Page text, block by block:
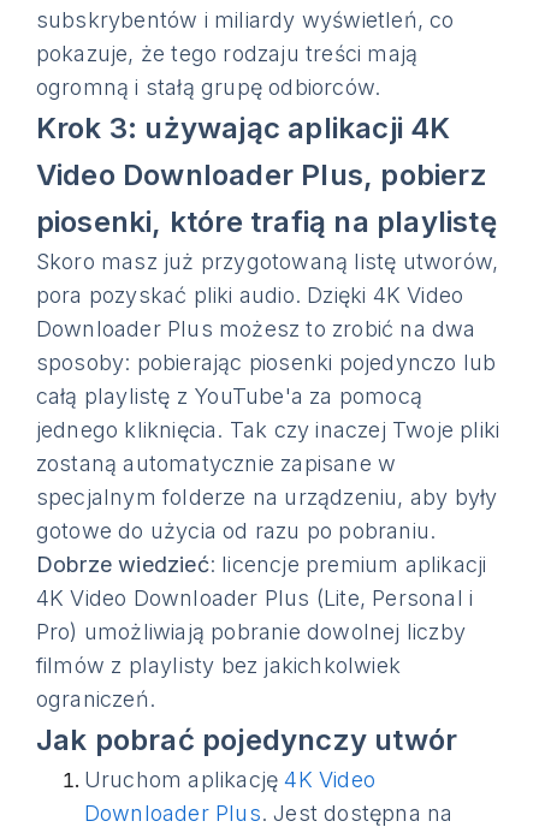
subskrybentów i miliardy wyświetleń, co
pokazuje, że tego rodzaju treści mają
ogromną i stałą grupę odbiorców.
Krok 3: używając aplikacji 4K
Video Downloader Plus, pobierz
piosenki, które trafią na playlistę
Skoro masz już przygotowaną listę utworów,
pora pozyskać pliki audio. Dzięki 4K Video
Downloader Plus możesz to zrobić na dwa
sposoby: pobierając piosenki pojedynczo lub
całą playlistę z YouTube'a za pomocą
jednego kliknięcia. Tak czy inaczej Twoje pliki
zostaną automatycznie zapisane w
specjalnym folderze na urządzeniu, aby były
gotowe do użycia od razu po pobraniu.
Dobrze wiedzieć: licencje premium aplikacji
4K Video Downloader Plus (Lite, Personal i
Pro) umożliwiają pobranie dowolnej liczby
filmów z playlisty bez jakichkolwiek
ograniczeń.
Jak pobrać pojedynczy utwór
Uruchom aplikację4K Video
Downloader Plus. Jest dostępna na